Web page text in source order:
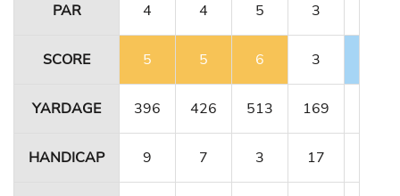
PAR 4 4 5 3
SCORE 5 5 6 3
YARDAGE 396 426 513 169
HANDICAP 9 7 3 17